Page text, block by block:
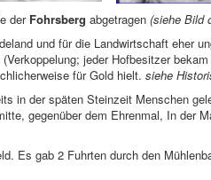
der Fohrsberg abgetragen (siehe Bild
und für die Landwirtschaft eher
jeder Hofbesitzer
für Gold hielt. siehe
in der späten Steinzeit Menschen
gegenüber dem Ehrenmal, In der
Es gab 2 Fuhrten durch den